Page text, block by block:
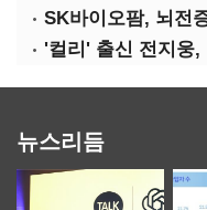
'컬리' 출신 전지웅,
뉴스리듬